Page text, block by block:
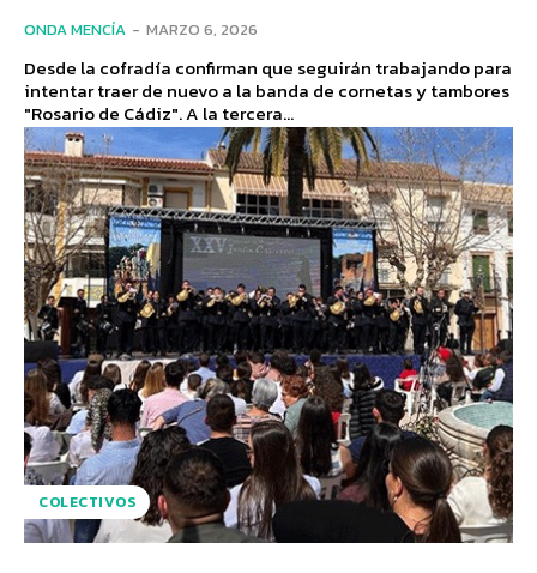
ONDA MENCÍA - MARZO 6, 2026
Desde la cofradía confirman que seguirán trabajando para
intentar traer de nuevo a la banda de cornetas y tambores
"Rosario de Cádiz". A la tercera...
COLECTIVOS